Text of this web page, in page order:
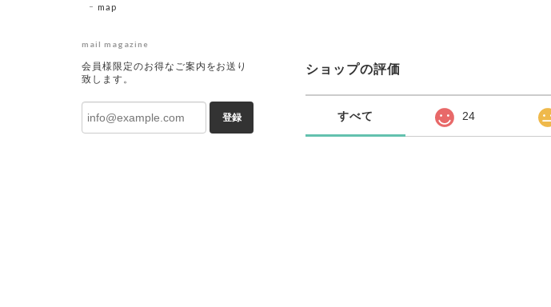
ショップの評価
すべて 24
map
mail magazine
会員様限定のお得なご案内をお送り
致します。
登録